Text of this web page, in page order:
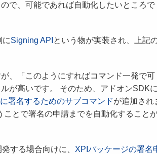
で、可能であれば自動化したいところで
にSigning API という物が実装され、上記
、「このようにすればコマンド一発で可
が高いです。 そのため、アドオンSDK
署名するためのサブコマンドが追加され
とで署名の申請までを自動化すること
する場合向けに、 XPIパッケージの署名